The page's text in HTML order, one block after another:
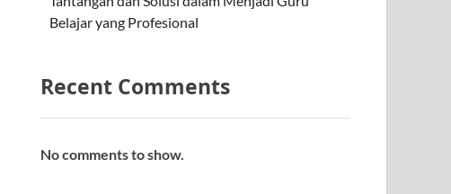
Belajar yang Profesional
Recent Comments
No comments to show.